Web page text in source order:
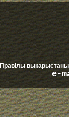
Правілы
e-